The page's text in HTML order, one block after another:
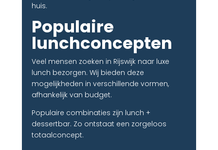
huis.
Populaire
lunchconcepten
Veel mensen zoeken in Rijswijk naar luxe
lunch bezorgen. Wij bieden deze
mogelijkheden in verschillende vormen,
afhankelijk van budget.
Populaire combinaties zijn lunch +
dessertbar. Zo ontstaat een zorgeloos
totaalconcept.